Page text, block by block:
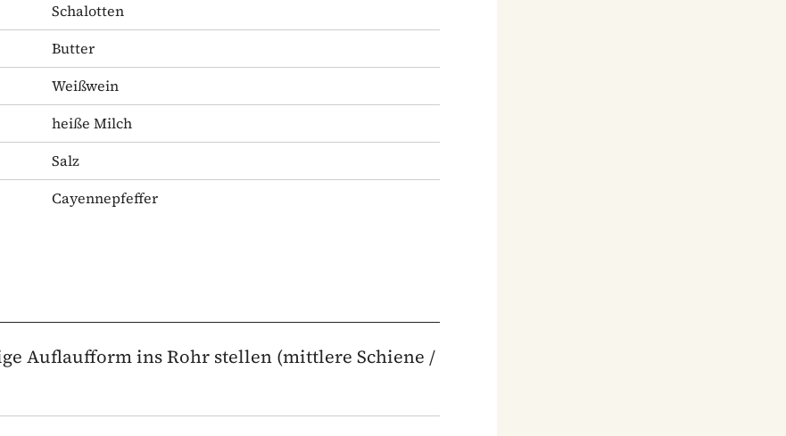
Schalotten
Butter
Weißwein
heiße Milch
Salz
Cayennepfeffer
Auflaufform ins Rohr stellen (mittlere Schiene /